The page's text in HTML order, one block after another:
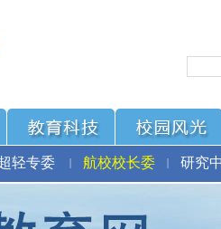
轻专委 航校校长委 研究